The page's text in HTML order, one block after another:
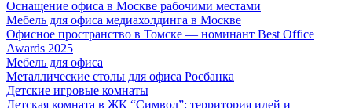
Оснащение офиса в Москве рабочими местами
Мебель для офиса медиахолдинга в Москве
Офисное пространство в Томске — номинант Best Office
Awards 2025
Мебель для офиса
Металлические столы для офиса Росбанка
Детские игровые комнаты
Детская комната в ЖК “Символ”: территория идей и